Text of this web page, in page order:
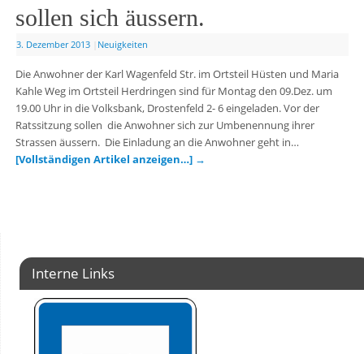
sollen sich äussern.
3. Dezember 2013 Neuigkeiten
Die Anwohner der Karl Wagenfeld Str. im Ortsteil Hüsten und Maria
Kahle Weg im Ortsteil Herdringen sind für Montag den 09.Dez. um
19.00 Uhr in die Volksbank, Drostenfeld 2- 6 eingeladen. Vor der
Ratssitzung sollen die Anwohner sich zur Umbenennung ihrer
Strassen äussern. Die Einladung an die Anwohner geht in…
[Vollständigen Artikel anzeigen…] →
Interne Links